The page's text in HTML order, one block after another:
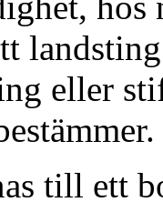
eller
till ett